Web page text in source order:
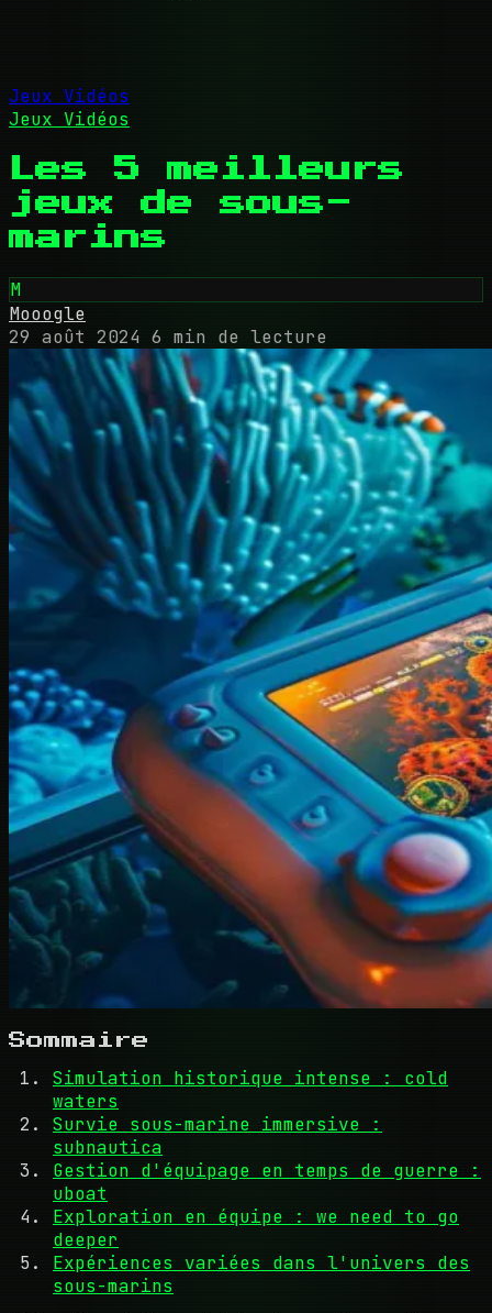
Jeux Vidéos
Jeux Vidéos
Les 5 meilleurs
jeux de sous-
marins
M
Mooogle
29 août 2024 6 min de lecture
Sommaire
Simulation historique intense : cold
waters
Survie sous-marine immersive :
subnautica
Gestion d'équipage en temps de guerre :
uboat
Exploration en équipe : we need to go
deeper
Expériences variées dans l'univers des
sous-marins